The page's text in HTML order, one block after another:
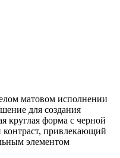
матовом исполнении
для создания
круглая форма с черной
контраст, привлекающий
элементом